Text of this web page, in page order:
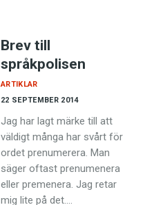
Brev till
språkpolisen
22 SEPTEMBER 2014
ARTIKLAR
Jag har lagt märke till att
väldigt många har svårt för
ordet prenumerera. Man
säger oftast prenumenera
eller premenera. Jag retar
mig lite på det.…